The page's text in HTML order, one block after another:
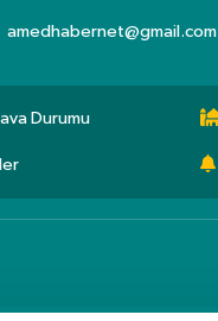
amedhabernet@gmail.com
Durumu